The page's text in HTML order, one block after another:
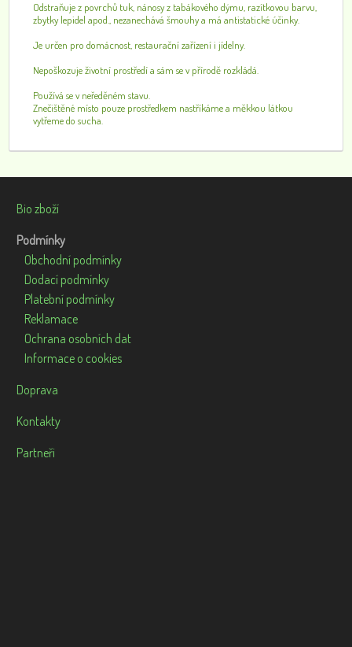
Odstraňuje z povrchů tuk, nánosy z tabákového dýmu, razítkovou barvu,
zbytky lepidel apod., nezanechává šmouhy a má antistatické účinky.
Je určen pro domácnost, restaurační zařízení i jídelny.
Nepoškozuje životní prostředí a sám se v přírodě rozkládá.
Používá se v neředěném stavu.
Znečištěné místo pouze prostředkem nastříkáme a měkkou látkou
vytřeme do sucha.
Bio zboží
Podmínky
Obchodní podmínky
Dodací podmínky
Platební podmínky
Reklamace
Ochrana osobních dat
Informace o cookies
Doprava
Kontakty
Partneři